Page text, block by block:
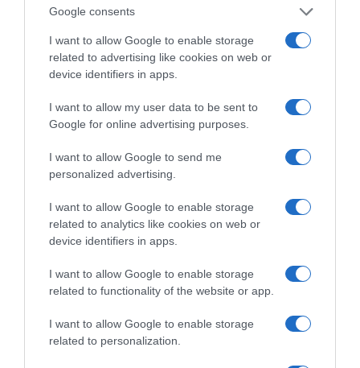
Google consents
I want to allow Google to enable storage
related to advertising like cookies on web or
device identifiers in apps.
I want to allow my user data to be sent to
Google for online advertising purposes.
I want to allow Google to send me
personalized advertising.
I want to allow Google to enable storage
related to analytics like cookies on web or
device identifiers in apps.
I want to allow Google to enable storage
related to functionality of the website or app.
I want to allow Google to enable storage
related to personalization.
Νέο Ειδικό Χωροταξικό Πλαίσιο για τον Τουρισμό
(ΚΥΑ)
Όσιος Νικάνωρ ο θαυματουργός
διόδια από τους Ευζώνους στην Αθήνα απ’ ό,τι από
τις Βρυξέλλες μέχρι την Ελλάδα»
Βουτιές χωρίς ρίσκο: 8 χρυσές οδηγίες για να
απολαμβάνεις το νερό με απόλυτη ασφάλεια!
ΕΡΤ3 – «Project Περιφέρεια»: Η καλλιέργεια του
ροδάκινου στη Νάουσα
Θαλάσσιου Σκι Νέων